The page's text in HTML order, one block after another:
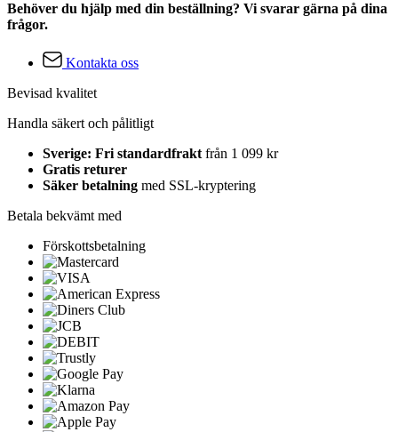
Behöver du hjälp med din beställning? Vi svarar gärna på dina
frågor.
Kontakta oss
Bevisad kvalitet
Handla säkert och pålitligt
Sverige: Fri standardfrakt från 1 099 kr
Gratis returer
Säker betalning med SSL-kryptering
Betala bekvämt med
Förskottsbetalning